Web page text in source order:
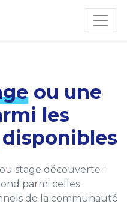
ou une
les
disponibles
stage découverte :
parmi celles
de la communauté